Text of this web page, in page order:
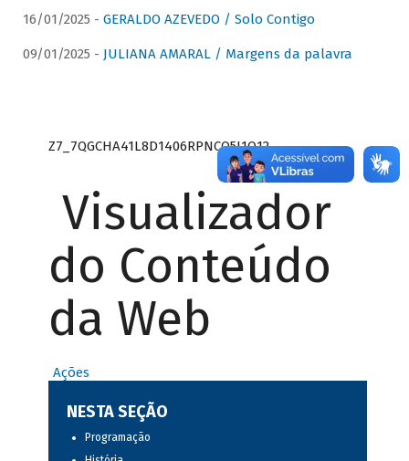
16/01/2025 - GERALDO AZEVEDO / Solo Contigo
09/01/2025 - JULIANA AMARAL / Margens da palavra
Z7_7QGCHA41L8D1406RPNCQ5J1O12
Visualizador
do Conteúdo
da Web
Ações
NESTA SEÇÃO
Programação